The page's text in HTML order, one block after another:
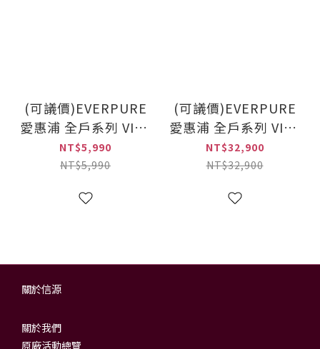
(可議價)EVERPURE
愛惠浦 全戶系列 VITA
全戶淨水設備專用濾芯
含安裝/無需安裝另計
NT$5,990
NT$5,990
(可議價)EVERPURE
愛惠浦 全戶系列 VITA
全戶淨水設備 含安裝
(VITA)
NT$32,900
NT$32,900
關於信源
關於我們
原廠活動總覽